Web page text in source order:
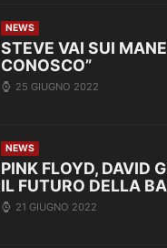
NEWS
STEVE VAI SUI
CONOSCO”
25 GIUGNO 2022
NEWS
PINK FLOYD, DAVID
IL FUTURO DELLA
21 GIUGNO 2022